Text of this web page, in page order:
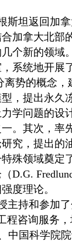
斯坦返回加
加拿大北部
个新的领域
系统地开展
离势的概念，
，提出永久
学问题的设
。其次，率
究，提出的
殊领域奠定
D.G.
度理论。
主持和参加
程咨询服务
中国科学院